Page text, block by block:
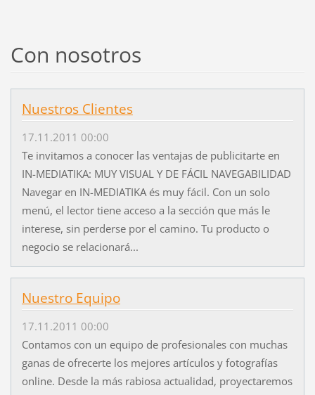
Con nosotros
Nuestros Clientes
17.11.2011 00:00
Te invitamos a conocer las ventajas de publicitarte en
IN-MEDIATIKA: MUY VISUAL Y DE FÁCIL NAVEGABILIDAD
Navegar en IN-MEDIATIKA és muy fácil. Con un solo
menú, el lector tiene acceso a la sección que más le
interese, sin perderse por el camino. Tu producto o
negocio se relacionará...
Nuestro Equipo
17.11.2011 00:00
Contamos con un equipo de profesionales con muchas
ganas de ofrecerte los mejores artículos y fotografías
online. Desde la más rabiosa actualidad, proyectaremos